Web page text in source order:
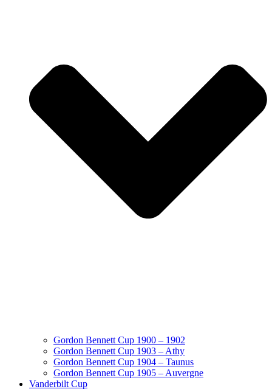
Gordon Bennett Cup 1900 – 1902
Gordon Bennett Cup 1903 – Athy
Gordon Bennett Cup 1904 – Taunus
Gordon Bennett Cup 1905 – Auvergne
Vanderbilt Cup